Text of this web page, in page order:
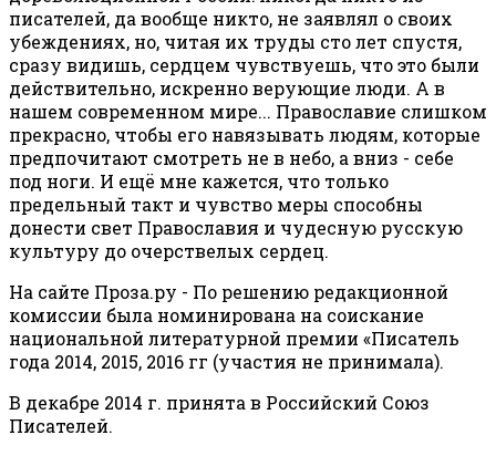
писателей, да вообще никто, не заявлял о своих
убеждениях, но, читая их труды сто лет спустя,
сразу видишь, сердцем чувствуешь, что это были
действительно, искренно верующие люди. А в
нашем современном мире... Православие слишком
прекрасно, чтобы его навязывать людям, которые
предпочитают смотреть не в небо, а вниз - себе
под ноги. И ещё мне кажется, что только
предельный такт и чувство меры способны
донести свет Православия и чудесную русскую
культуру до очерствелых сердец.
На сайте Проза.ру - По решению редакционной
комиссии была номинирована на соискание
национальной литературной премии «Писатель
года 2014, 2015, 2016 гг (участия не принимала).
В декабре 2014 г. принята в Российский Союз
Писателей.